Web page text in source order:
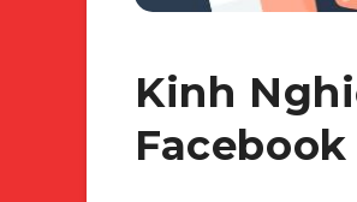
Kinh